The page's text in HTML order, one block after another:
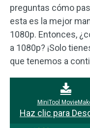
preguntas cómo
esta es la mejor
1080p. Entonces,
a 1080p? ¡Solo
que tenemos a
MiniTool
Haz clic para